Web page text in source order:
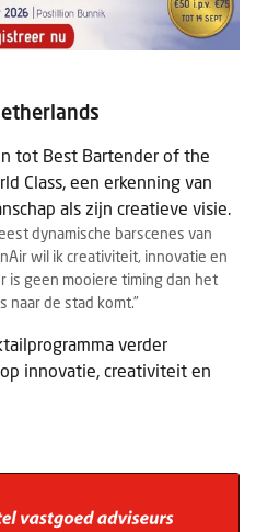
tot Best Bartender of the
Class, een erkenning van
als zijn creatieve visie.
dynamische barscenes van
wil ik creativiteit, innovatie en
is geen mooiere timing dan het
naar de stad komt.”
verder
innovatie, creativiteit en